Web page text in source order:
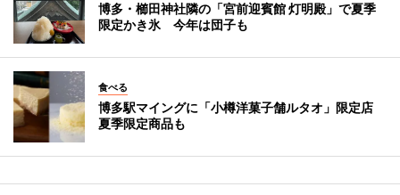
博多・櫛田神社隣の「宮前迎賓館 灯明殿」で夏季
限定かき氷 今年は団子も
食べる
博多駅マイングに「小樽洋菓子舗ルタオ」限定店
夏季限定商品も